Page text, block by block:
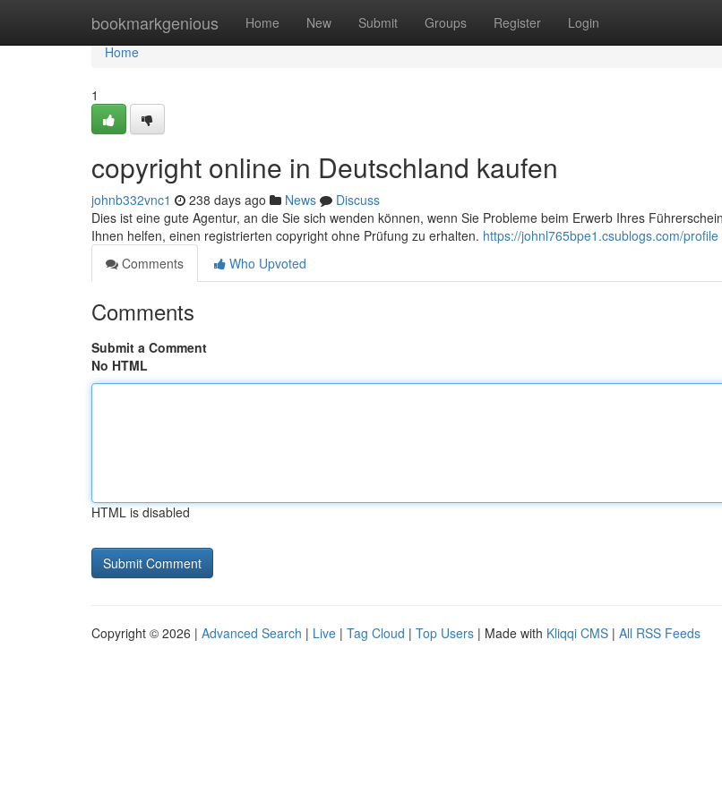
bookmarkgenious Home New Submit Groups Register Login
Home
Home
1
copyright online in Deutschland kaufen
johnb332vnc1 238 days ago News
Discuss
Dies ist eine gute Agentur, an die Sie sich wenden können, wenn Sie Probleme beim Erwerb Ihres
Ihnen helfen, einen registrierten copyright ohne Prüfung zu erhalten. https://johnl765bpe1.csublogs.com/profile
Comments
Who Upvoted
Comments
Submit a Comment
No HTML
HTML is disabled
Copyright © 2026 | Advanced Search | Live | Tag Cloud | Top Users | Made with Kliqqi CMS | All RSS Feeds